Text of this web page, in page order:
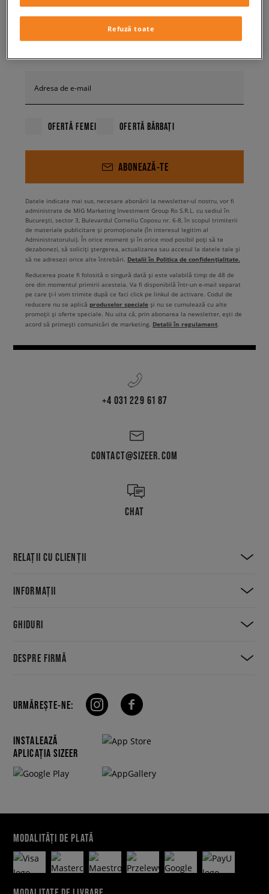
NEWSLETTER
Adresa de e-mail
OFERTĂ FEMEI OFERTĂ BĂRBAȚI
ABONEAZĂ-TE
Datele indicate mai sus, necesare abonării la newsletter-ul nostru, vor fi
administrate de MIG Marketing Investment Group Ro S.R.L. cu sediul în
București, sector 3, Bulevardul Corneliu Coposu nr. 6-8, în scopul trimiterii
de materiale publicitare și promoționale (în interesul legitim al
Administratorului). În orice moment și în orice mod posibil poți să te
dezabonezi, să soliciți ștergerea, actualizarea sau accesul la datele tale și
să ne adresezi orice alte întrebări. Detalii în Politica de confidențialitate.
Reducerea poate fi folosită o singură dată și este valabilă timp de 48 de
ore din momentul primirii acesteia. Va fi disponibilă într-un e-mail separat
pe care ți-l vom trimite după ce faci click pe linkul de activare. Codul de
reducere nu se aplică produselor speciale și nu se cumulează cu alte
promoții și oferte speciale. Nu uita că, prin abonarea la newsletter, ești de
acord să primești comunicări de marketing. Detalii în regulament.
+4 031 229 61 87
CONTACT@SIZEER.COM
CHAT
RELAȚII CU CLIENȚII
INFORMAȚII
GHIDURI
DESPRE FIRMĂ
URMĂREȘTE-NE:
INSTALEAZĂ
APLICAȚIA SIZEER
MODALITĂȚI DE PLATĂ
Refuză toate